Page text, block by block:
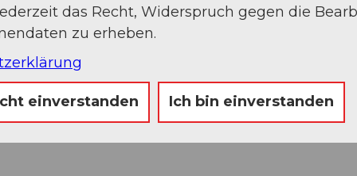
Hertenstein:
sowie der exklusiven Badewiese
das Recht, Widerspruch gegen die
zu erheben.
einverstanden Ich bin einverstanden